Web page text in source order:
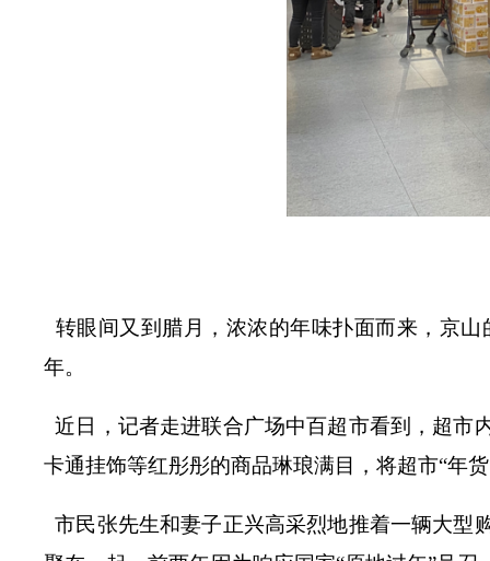
转眼间又到腊月，浓浓的年味扑面而来，京
年。
近日，记者走进联合广场中百超市看到，超市
卡通挂饰等红彤彤的商品琳琅满目，将超市“年
市民张先生和妻子正兴高采烈地推着一辆大型